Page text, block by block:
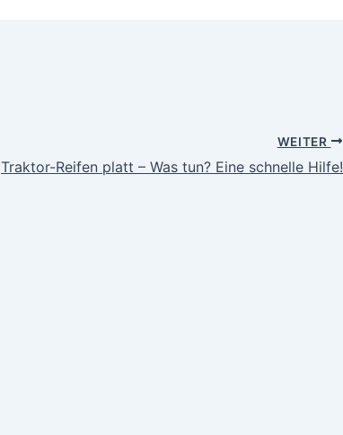
WEITER
Traktor-Reifen platt – Was tun? Eine schnelle Hilfe!